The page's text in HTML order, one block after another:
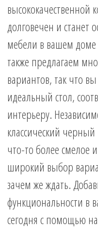
высококачественной
долговечен и
мебели в вашем
также предлагаем
вариантов, так что
идеальный стол,
интерьеру.
классический
что-то более смелое
широкий выбор
зачем же ждать.
функциональности в
сегодня с помощью